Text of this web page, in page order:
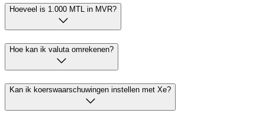
Hoeveel is 1.000 MTL in MVR?
Hoe kan ik valuta omrekenen?
Kan ik koerswaarschuwingen instellen met Xe?